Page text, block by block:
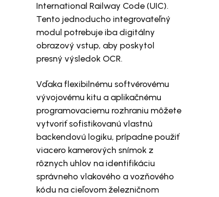
International Railway Code (UIC).
Tento jednoducho integrovateľný
modul potrebuje iba digitálny
obrazový vstup, aby poskytol
presný výsledok OCR.
Vďaka flexibilnému softvérovému
vývojovému kitu a aplikačnému
programovaciemu rozhraniu môžete
vytvoriť sofistikovanú vlastnú
backendovú logiku, prípadne použiť
viacero kamerových snímok z
rôznych uhlov na identifikáciu
správneho vlakového a vozňového
kódu na cieľovom železničnom